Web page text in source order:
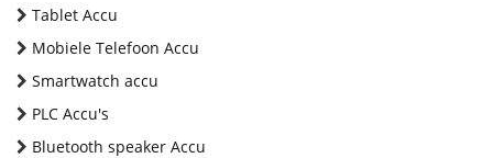
Tablet Accu
Mobiele Telefoon Accu
Smartwatch accu
PLC Accu's
Bluetooth speaker Accu